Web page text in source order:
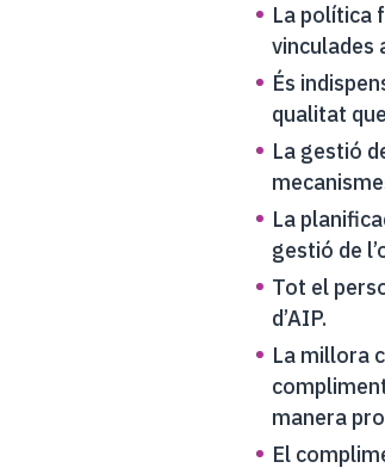
La política
vinculades
És
qualitat
La gestió
La
gestió de
Tot el
d’AIP.
La millora
manera
El